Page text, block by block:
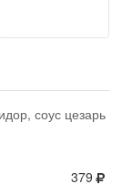
соус цезарь
379